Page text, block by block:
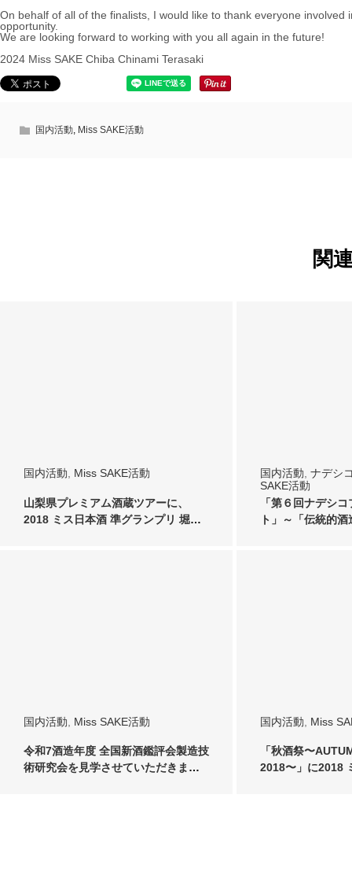
On behalf of all of the finalists, I would like to thank everyone
opportunity.
We are looking forward to working with you all again in the future!
2024 Miss SAKE Chiba Chinami Terasaki
国内活動, Miss SAKE活動
関
国内活動 Miss SAKE活動
山梨県プレミアム酒蔵ツアーに、
2018 ミス日本酒 準グランプリ 堀井
国内活動 ナデシ
SAKE活動
「第６回ナデシ
ト」～「伝統的
国内活動 Miss SAKE活動
令和7酒造年度 全国新酒鑑評会製造技
術研究会を見学させていただきまし
国内活動 Miss
「秋酒祭〜
2018〜」に2018